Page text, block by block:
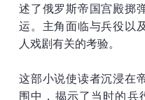
述了俄罗斯帝国宫殿掷
运。主角面临与兵役以
人戏剧有关的考验。
这部小说使读者沉浸在
围中，揭示了当时的兵